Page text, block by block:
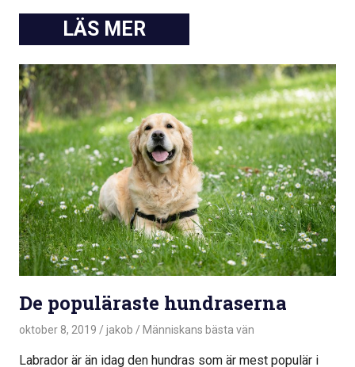
De populäraste hundraserna
oktober 8, 2019 jakob Människans bästa vän
Labrador är än idag den hundras som är mest populär i